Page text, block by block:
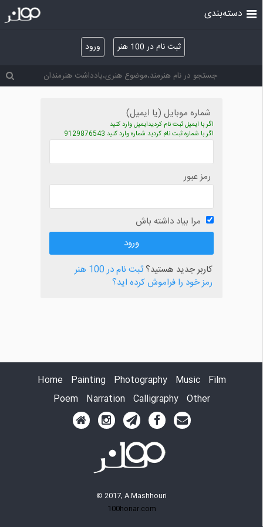
ثبت نام در 100 هنر ورود
دسته‌بندی
شماره موبایل (یا ایمیل)
اگر با ایمیل ثبت نام کردیدایمیل وارد کنید
اگر با شماره ثبت نام کردید شماره وارد کنید 9129876543
رمز عبور
مرا بیاد داشته باش
کاربر جدید هستید؟ثبت نام در 100 هنر
رمز خود را فراموش کرده اید؟
Home Painting Photography Music
Film
Poem
Narration Calligraphy Other
© 2017, A.Mashhouri
100honar.com